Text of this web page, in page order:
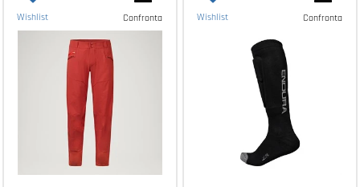
Wishlist Confronta Wishlist Confronta